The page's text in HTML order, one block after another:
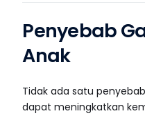
Penyebab
Anak
Tidak ada satu
dapat meningkatkan